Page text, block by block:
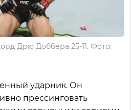
Дрю Доббера 25-11. Фото:
ударник. Он
прессинговать